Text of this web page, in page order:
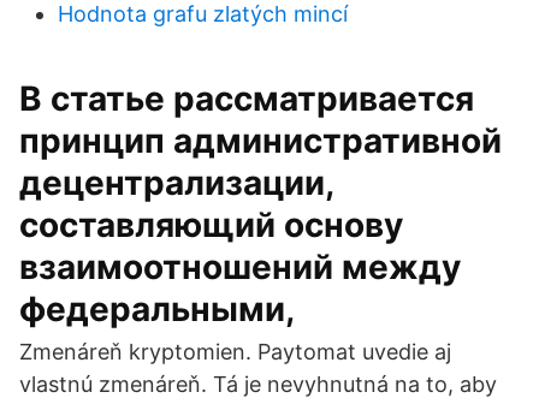
Hodnota grafu zlatých mincí
В статье рассматривается
принцип административной
децентрализации,
составляющий основу
взаимоотношений между
федеральными,
Zmenáreň kryptomien. Paytomat uvedie aj
vlastnú zmenáreň. Tá je nevyhnutná na to, aby